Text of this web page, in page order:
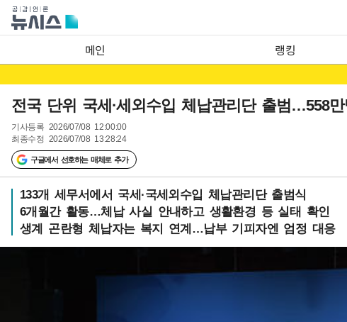
메인 랭킹
전국 단위 국세·세외수입 체납관리단 출범…558
기사등록 2026/07/08 12:00:00
최종수정 2026/07/08 13:28:24
구글에서 선호하는 매체로 추가
133개 세무서에서 국세·국세외수입 체납관리단 출범식
6개월간 활동…체납 사실 안내하고 생활환경 등 실태 확인
생계 곤란형 체납자는 복지 연계…납부 기피자엔 엄정 대응